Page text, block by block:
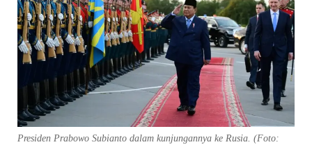
Presiden Prabowo Subianto dalam kunjungannya ke Rusia. (Foto: